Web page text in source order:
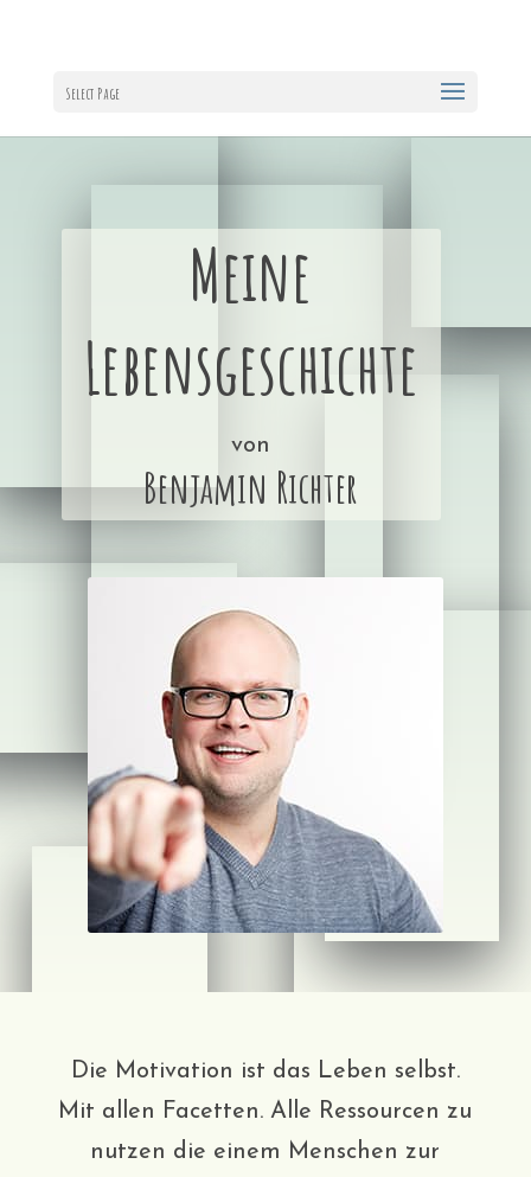
Select Page
Meine
Lebensgeschichte
von
Benjamin Richter
Die Motivation ist das Leben selbst.
Mit allen Facetten. Alle Ressourcen zu
nutzen die einem Menschen zur